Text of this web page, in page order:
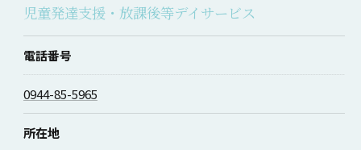
児童発達支援・放課後等デイサービス
電話番号
0944-85-5965
所在地